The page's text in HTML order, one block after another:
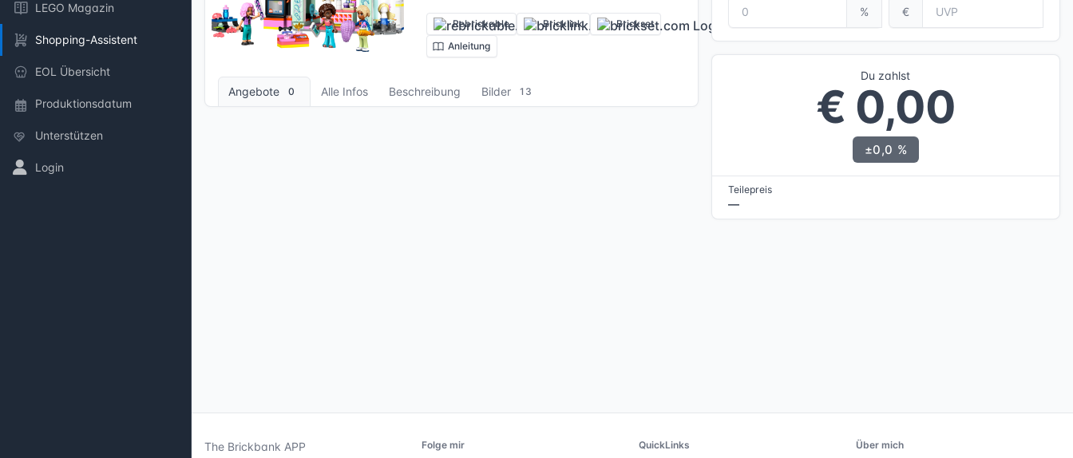
LEGO Magazin
Shopping-Assistent
EOL Übersicht
Produktionsdatum
Unterstützen
Login
13 Bilder + 1 Videos
Rebrickable Bricklink
Brickset
Anleitung
Angebote 0 Alle Infos Beschreibung Bilder 13
% €
Du zahlst
€ 0,00
±0,0 %
Teilepreis
—
The Brickbank APP Folge mir QuickLinks Über mich